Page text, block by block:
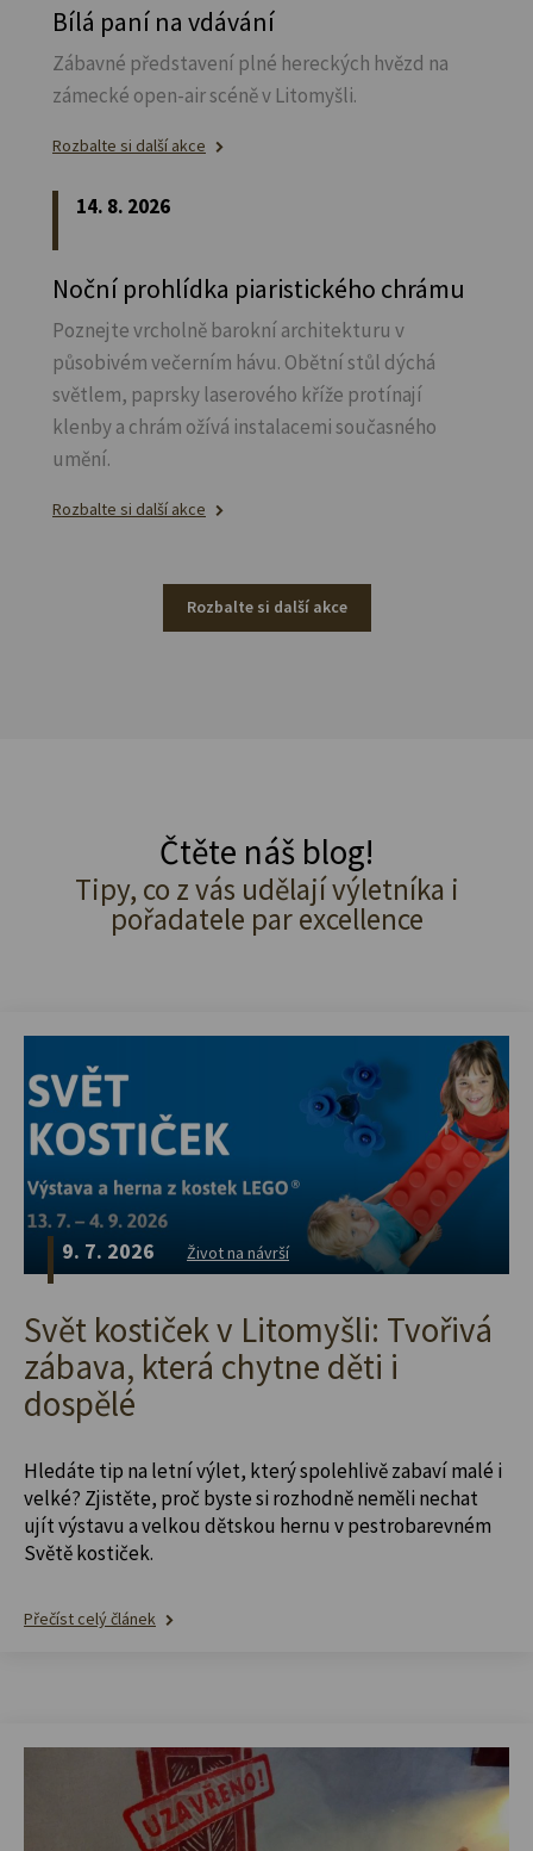
Bílá paní na vdávání
Zábavné představení plné hereckých hvězd na
zámecké open-air scéně v Litomyšli.
Rozbalte si další akce
14. 8. 2026
Noční prohlídka piaristického chrámu
Poznejte vrcholně barokní architekturu v
působivém večerním hávu. Obětní stůl dýchá
světlem, paprsky laserového kříže protínají
klenby a chrám ožívá instalacemi současného
umění.
Rozbalte si další akce
Rozbalte si další akce
Čtěte náš blog!
Tipy, co z vás udělají výletníka i
pořadatele par excellence
9. 7. 2026 Život na návrší
Svět kostiček v Litomyšli: Tvořivá
zábava, která chytne děti i
dospělé
Hledáte tip na letní výlet, který spolehlivě zabaví malé i
velké? Zjistěte, proč byste si rozhodně neměli nechat
ujít výstavu a velkou dětskou hernu v pestrobarevném
Světě kostiček.
Přečíst celý článek